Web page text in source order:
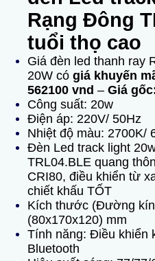
Rạng Đông
tuổi thọ cao
Giá đèn led thanh ray
20W có giá khuyến
562100 vnd – Giá
Công suất: 20w
Điện áp: 220V/ 50Hz
Nhiệt độ màu: 2700K/
Đèn Led track light
TRL04.BLE quang
CRI80, điều khiển từ
chiết khấu TỐT
Kích thước (Đường
(80x170x120) mm
Tính năng: Điều khiển
Bluetooth